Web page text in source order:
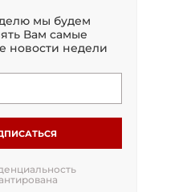
мы будем
Вам самые
новости недели